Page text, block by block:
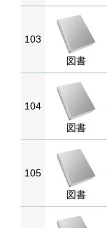
103
図書
104
図書
105
図書